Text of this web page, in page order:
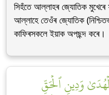
সিহঁতে আল্লাহৰ জ্যোতিক মুখেৰে ফুঁ
আল্লাহে তেওঁৰ জ্যোতিক
কাফিৰসকলে ইয়াক অপছন্দ কৰে।
وَدِينِ ٱلۡحَقِّ